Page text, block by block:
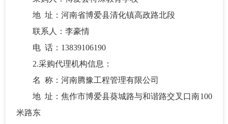
地 址： 河南省博爱县清化镇高政路北段
联系人： 李豪情
电 话： 13839106190
2.采购代理机构信息：
名 称：河南腾豫工程管理有限公司
地 址：焦作市博爱县葵城路与和谐路交叉口南100
米路东